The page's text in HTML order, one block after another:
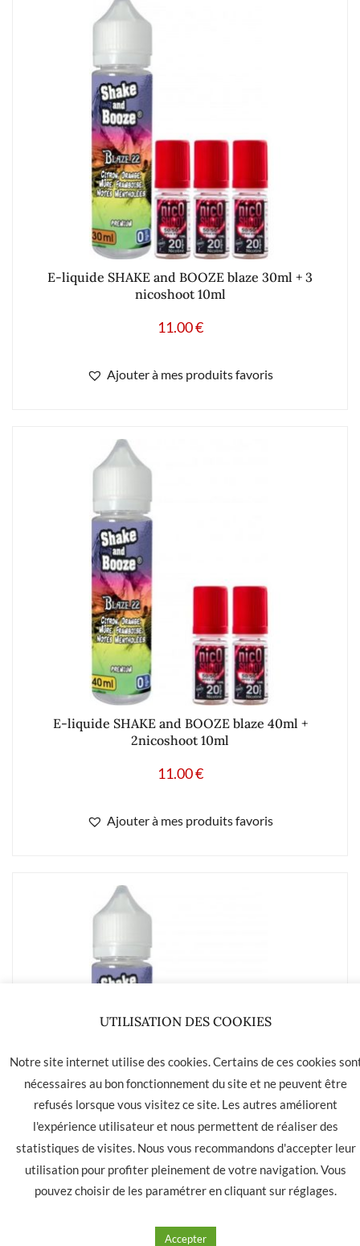
E-liquide SHAKE and BOOZE blaze 30ml + 3
nicoshoot 10ml
11.00€
Ajouter à mes produits favoris
E-liquide SHAKE and BOOZE blaze 40ml +
2nicoshoot 10ml
11.00€
Ajouter à mes produits favoris
E-liquide SHAKE and BOOZE blaze 50ml + 1
nicoshoot 10ml
UTILISATION DES COOKIES
Notre site internet utilise des cookies. Certains de ces cookies
nécessaires au bon fonctionnement du site et ne peuvent être
refusés lorsque vous visitez ce site. Les autres améliorent
l'expérience utilisateur et nous permettent de réaliser des
statistiques de visites. Nous vous recommandons d'accepter leur
utilisation pour profiter pleinement de votre navigation. Vous
pouvez choisir de les paramétrer en cliquant sur réglages.
Accepter